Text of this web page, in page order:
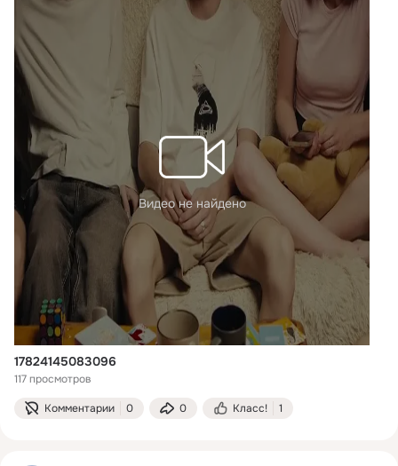
Видео не найдено
17824145083096
117 просмотров
Комментарии 0 0 Класс! 1